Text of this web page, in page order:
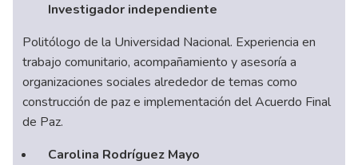
Investigador independiente
Politólogo de la Universidad Nacional. Experiencia en
trabajo comunitario, acompañamiento y asesoría a
organizaciones sociales alrededor de temas como
construcción de paz e implementación del Acuerdo Final
de Paz.
Carolina Rodríguez Mayo